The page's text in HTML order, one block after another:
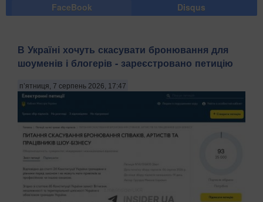
FaceBook Disqus
В Україні хочуть скасувати бронювання для
шоуменів і блогерів - зареєстровано петицію
п’ятниця, 7 серпень 2026, 17:47